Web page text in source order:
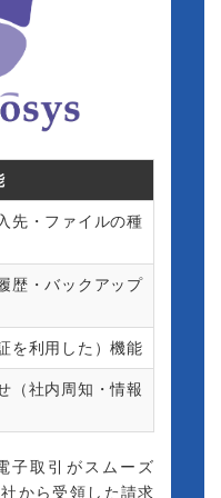
具合
確認中。Ver1.2.7に
ウス・キーボード監
あるマウス・キーボ
品について
Notice、発見伝
合が発生し異常検出
後に上記製品のイン
先・ファイルの種
歴・バックアップ
を利用した）機能
（社内周知・情報
子取引がスムーズ
から受領した請求